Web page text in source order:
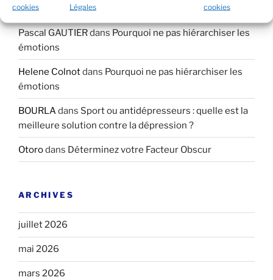
cookies
Légales
cookies
?
Pascal GAUTIERdansPourquoi ne pas hiérarchiser les
émotions
Helene Colnotdans Pourquoi ne pas hiérarchiser les
émotions
BOURLAdans Sport ou antidépresseurs : quelle est la
meilleure solution contre la dépression ?
Otorodans Déterminez votre Facteur Obscur
ARCHIVES
juillet 2026
mai 2026
mars 2026